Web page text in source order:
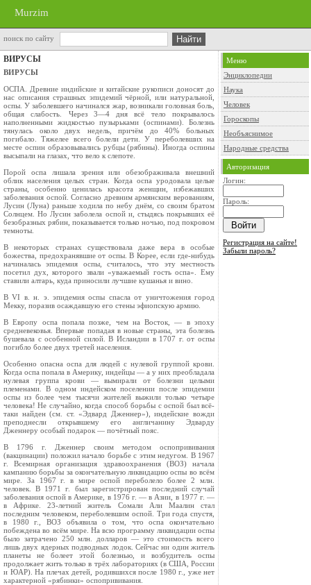
Murzim
поиск по сайту
ВИРУСЫ
ВИРУСЫ
ОСПА. Древние индийские и китайские рукописи доносят до
нас описа­ния страшных эпидемий чёрной, или натуральной,
оспы. У заболев­шего начинался жар, возникали головная боль,
общая слабость. Через 3—4 дня всё тело покрывалось
наполненными жидкостью пузырьками (оспи­нами). Болезнь
тянулась около двух недель, причём до 40% больных
погибало. Тяжелее всего болели дети. У переболевших на
месте оспин образовывались рубцы (рябины). Иногда оспины
высыпали на глазах, что вело к слепоте.
Порой оспа лишала зрения или обезображивала внешний
облик насе­ления целых стран. Когда оспа уродовала целые
страны, особенно цени­лась красота женщин, избежавших
заболевания оспой. Согласно древним армянским верованиям,
Лусин (Луна) раньше ходила по небу днём, со своим братом
Солнцем. Но Лусин заболела оспой и, стыдясь покрывших её
безобразных рябин, показывается только ночью, под покровом
темноты.
В некоторых странах существовала даже вера в особые
божества, пре­дохранявшие от оспы. В Корее, если где-нибудь
начиналась эпидемия оспы, считалось, что эту местность
посетил дух, которого звали «уважаемый гость оспа». Ему
ставили алтарь, куда приносили лучшие кушанья и вино.
В VI в. н. э. эпидемия оспы спасла от уничтожения город
Мекку, поразив осаждавшую его стены эфиопскую армию.
В Европу оспа попала позже, чем на Восток, — в эпоху
средневековья. Впервые попадая в новые страны, эта болезнь
бушевала с особенной силой. В Исландии в 1707 г. от оспы
погибло более двух третей населения.
Особенно опасна оспа для людей с нулевой группой крови.
Когда оспа попала в Америку, индейцы — а у них преобладала
нулевая группа крови — вымирали от болезни целыми
племенами. В одном индейском поселении после эпидемии
оспы из более чем тысячи жителей выжили только четыре
человека! Не случайно, когда способ борьбы с оспой был всё-
таки найден (см. ст. «Эдвард Дженнер»), индейские вожди
преподнесли открывшему его англичанину Эдварду
Дженнеру особый подарок — почётный пояс.
В 1796 г. Дженнер своим методом оспопрививания
(вакцинации) поло­жил начало борьбе с этим недугом. В 1967
г. Всемирная организация здравоохранения (ВОЗ) начала
кампанию борьбы за окончательную лик­видацию оспы во всём
мире. За 1967 г. в мире оспой переболело более 2 млн.
человек. В 1971 г. был зарегистрирован последний случай
заболевания оспой в Америке, в 1976 г. — в Азии, в 1977 г. —
в Африке. 23-летний житель Сомали Али Маалин стал
последним человеком, переболевшим оспой. Три года спустя,
в 1980 г., ВОЗ объявила о том, что оспа оконча­тельно
побеждена во всём мире. На всю программу ликвидации оспы
было затрачено 250 млн. долларов — это стоимость всего
лишь двух ядерных подводных лодок. Сейчас ни один житель
планеты не болеет этой болез­нью, и возбудитель оспы
продолжает жить только в трёх лабораториях (в США, России
и ЮАР). На плечах детей, родившихся после 1980 г., уже нет
характерной «рябинки» оспопрививания.
Меню
Энциклопедии
Наука
Человек
Гороскопы
Необъяснимое
Народные средства
Авторизация
Логин:
Пароль:
Регистрация на сайте!
Забыли пароль?